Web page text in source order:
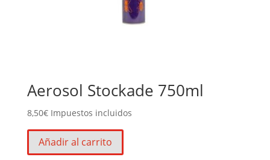
Aerosol Stockade 750ml
8,50€ Impuestos incluidos
Añadir al carrito